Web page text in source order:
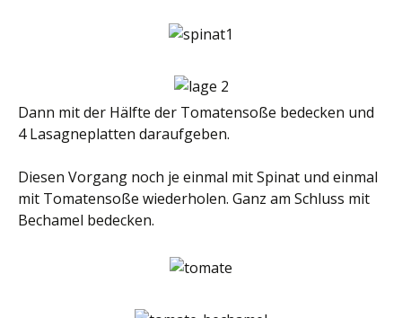
Dann mit der Hälfte der Tomatensoße bedecken und
4 Lasagneplatten daraufgeben.
Diesen Vorgang noch je einmal mit Spinat und einmal
mit Tomatensoße wiederholen. Ganz am Schluss mit
Bechamel bedecken.